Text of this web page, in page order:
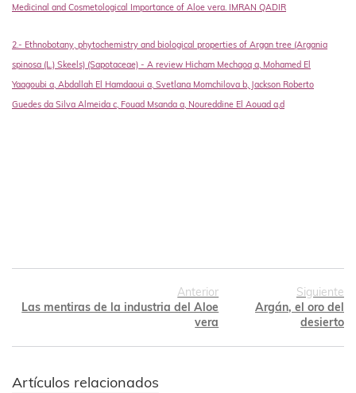
Medicinal and Cosmetological Importance of Aloe vera. IMRAN QADIR
2.- Ethnobotany, phytochemistry and biological properties of Argan tree (Argania
spinosa (L.) Skeels) (Sapotaceae) - A review Hicham Mechqoq a, Mohamed El
Yaagoubi a, Abdallah El Hamdaoui a, Svetlana Momchilova b, Jackson Roberto
Guedes da Silva Almeida c, Fouad Msanda a, Noureddine El Aouad a,d
Anterior
Las mentiras de la industria del Aloe
vera
Siguiente
Argán, el oro del
desierto
Artículos relacionados